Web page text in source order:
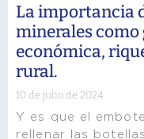
La importancia
minerales
económica,
rural.
10 de julio de 2024
Y es que el
rellenar las